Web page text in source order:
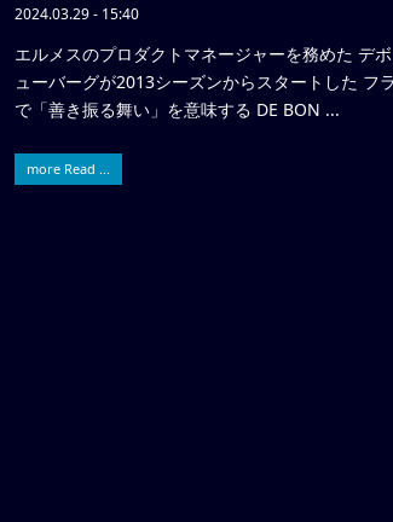
2024.03.29 - 15:40
エルメスのプロダクトマネージャーを務めた デ
ューバーグが2013シーズンからスタートした フ
で「善き振る舞い」を意味する DE BON ...
more Read ...